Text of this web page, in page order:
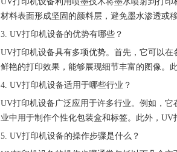
材料表面形成坚固的颜料层，避免墨水渗透或移
3. UV打印机设备的优势有哪些？
UV打印机设备具有多项优势。首先，它可以
鲜艳的打印效果，能够展现细节丰富的图像。
4. UV打印机设备适用于哪些行业？
UV打印机设备广泛应用于许多行业。例如，
业中用于制作个性化包装盒和标签。此外，
5. UV打印机设备的操作步骤是什么？